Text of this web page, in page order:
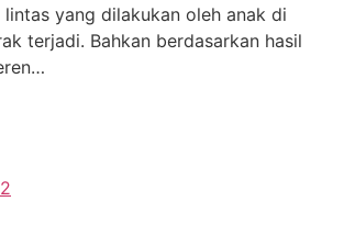
lintas yang dilakukan oleh anak di
terjadi. Bahkan berdasarkan hasil